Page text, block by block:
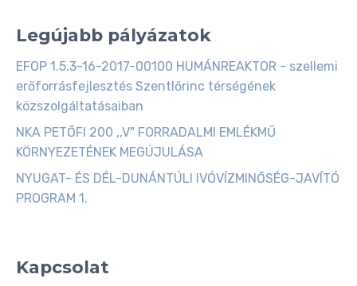
Legújabb pályázatok
EFOP 1.5.3-16-2017-00100 HUMÁNREAKTOR - szellemi
erőforrásfejlesztés Szentlőrinc térségének
közszolgáltatásaiban
NKA PETŐFI 200 ,,V" FORRADALMI EMLÉKMŰ
KÖRNYEZETÉNEK MEGÚJULÁSA
NYUGAT- ÉS DÉL-DUNÁNTÚLI IVÓVÍZMINŐSÉG-JAVÍTÓ
PROGRAM 1.
Kapcsolat